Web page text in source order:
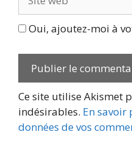
web
Oui, ajoutez-moi à
Ce site utilise Akismet
indésirables. En savoir
données de vos